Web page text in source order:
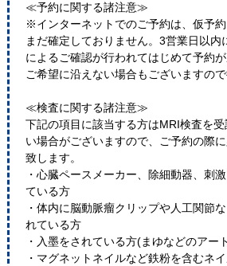
≪予約に関する諸注意≫
※インターネットでのご予約は、仮予
まだ確定しておりません。3営業日以内
によるご確認が行われてはじめて予約が
ご希望に沿えない場合もございますので
≪検査に関する諸注意≫
下記の項目に該当する方はMRI検査を
い場合がございますので、ご予約の際
致します。
・心臓ペースメーカー、除細動器、刺
ている方
・体内に脳動脈瘤クリップや人工関節
れている方
・入墨をされている方(まゆなどのアー
・マグネットネイルなど鉄粉を含むネ